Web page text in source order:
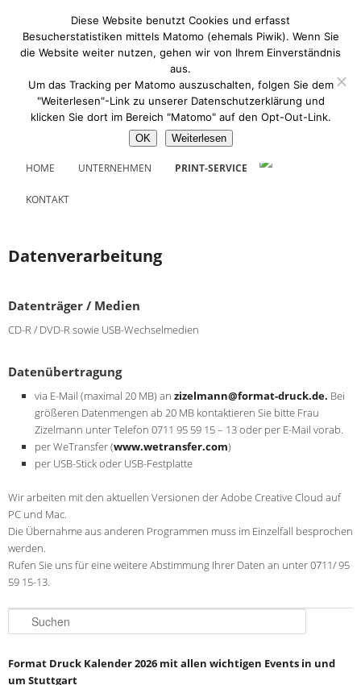
Inhalt
springenFormat Druck GmbH
ZUM
PRIMÄREN
SPRINGEN
HOME UNTERNEHMEN PRINT-SERVICE
KONTAKT
Datenverarbeitung
Datenträger / Medien
CD-R / DVD-R sowie USB-Wechselmedien
Datenübertragung
via E-Mail (maximal 20 MB) an zizelmann@format-druck.de. Bei
größeren Datenmengen ab 20 MB kontaktieren Sie bitte Frau
Zizelmann unter Telefon 0711 95 59 15 – 13 oder per E-Mail vorab.
per WeTransfer (www.wetransfer.com)
per USB-Stick oder USB-Festplatte
Wir arbeiten mit den aktuellen Versionen der Adobe Creative Cloud auf
PC und Mac.
Die Übernahme aus anderen Programmen muss im Einzelfall besprochen
werden.
Rufen Sie uns für eine weitere Abstimmung Ihrer Daten an unter 0711/ 95
59 15-13.
u
h
e
Format Druck Kalender 2026 mit allen wichtigen Events in und
um Stuttgart
Diese Website benutzt Cookies und erfasst
Besucherstatistiken mittels Matomo (ehemals Piwik). Wenn Sie
die Website weiter nutzen, gehen wir von Ihrem Einverständnis
aus.
Um das Tracking per Matomo auszuschalten, folgen Sie dem
"Weiterlesen"-Link zu unserer Datenschutzerklärung und
klicken Sie dort im Bereich "Matomo" auf den Opt-Out-Link.
OK Weiterlesen